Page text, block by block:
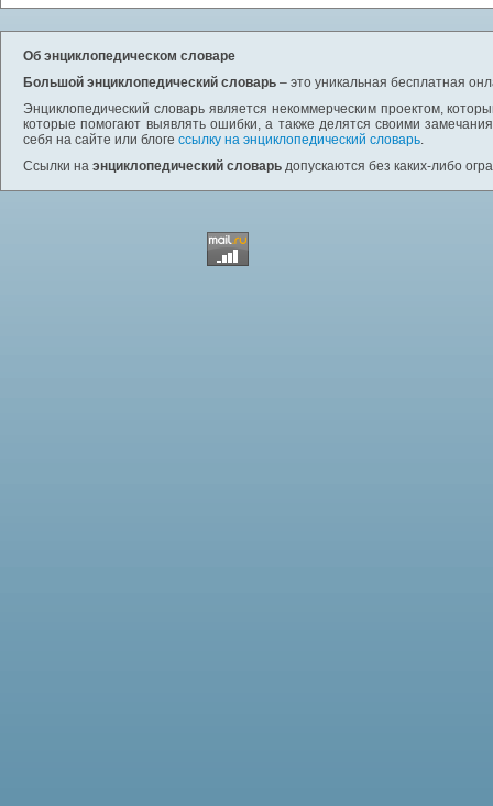
Об энциклопедическом словаре
Большой энциклопедический словарь – это уникальная бесплатная
Энциклопедический словарь является некоммерческим проектом,
которые помогают выявлять ошибки, а также делятся своими
себя на сайте или блоге ссылку на энциклопедический словарь.
Ссылки на энциклопедический словарь допускаются без каких-либо